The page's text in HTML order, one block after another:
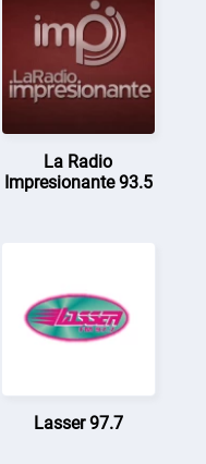
La Radio
Impresionante 93.5
Lasser 97.7